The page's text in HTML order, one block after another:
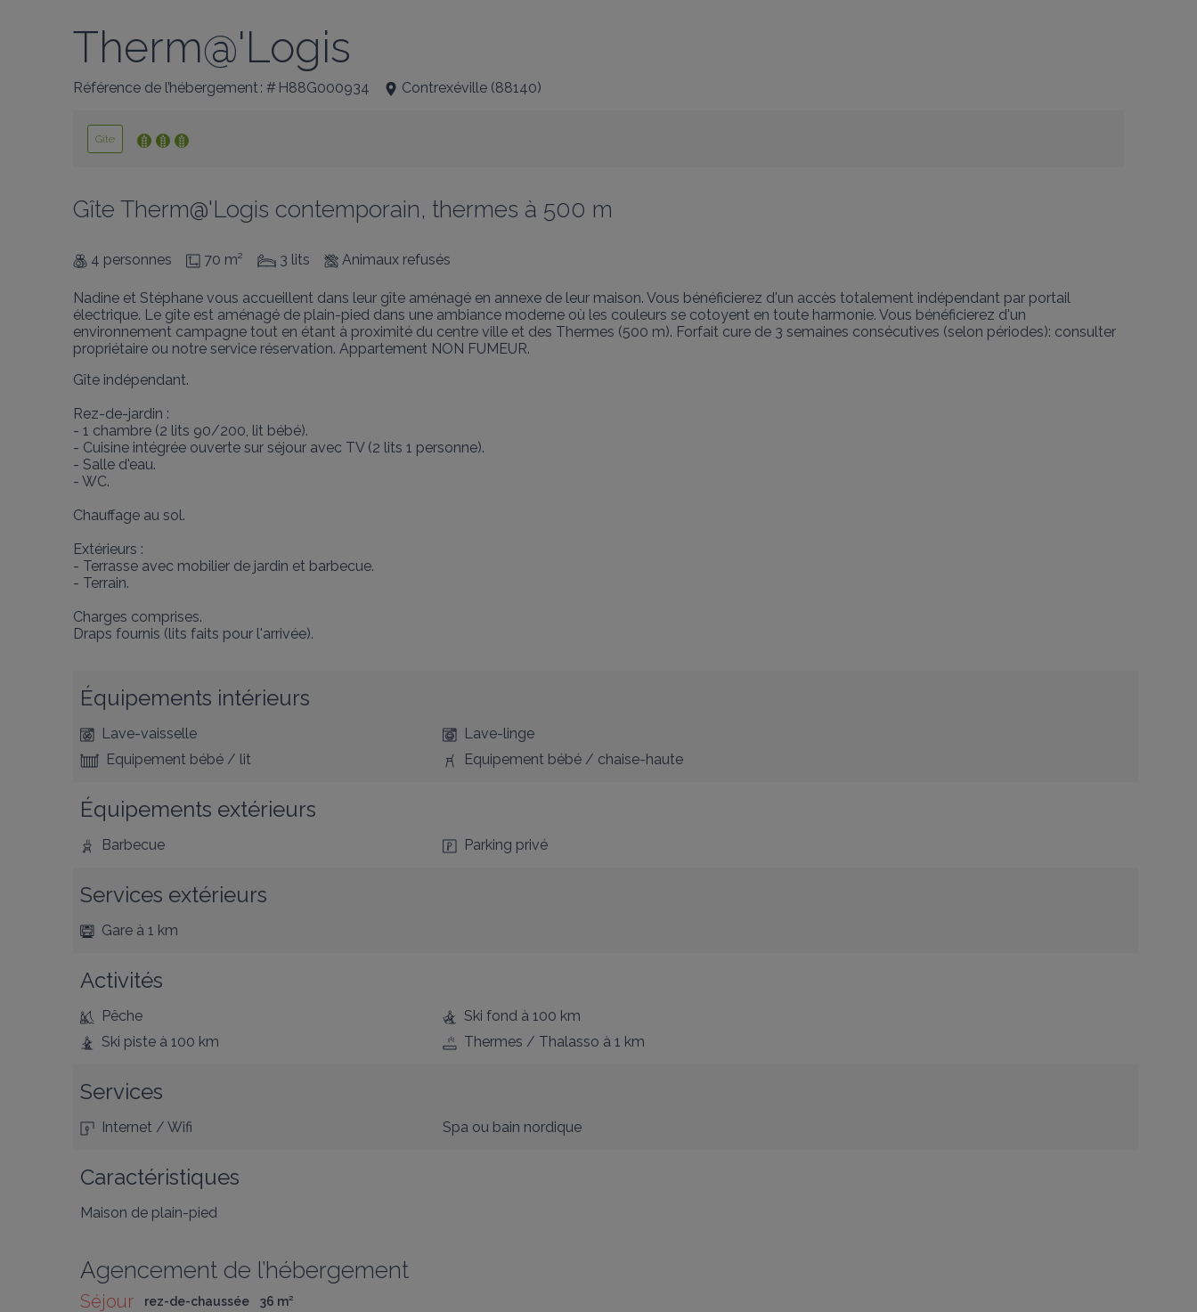
Therm@'Logis
Référence de l’hébergement : # H88G000934 Contrexéville (88140)
Gîte
Gîte Therm@'Logis contemporain, thermes à 500 m
4 personnes 70 m² 3 lits Animaux refusés
Nadine et Stéphane vous accueillent dans leur gîte aménagé en annexe de leur maison. Vous bénéficierez d'un accès totalement indépendant par portail
électrique. Le gîte est aménagé de plain-pied dans une ambiance moderne où les couleurs se cotoyent en toute harmonie. Vous bénéficierez d'un
environnement campagne tout en étant à proximité du centre ville et des Thermes (500 m). Forfait cure de 3 semaines consécutives (selon périodes): consulter
propriétaire ou notre service réservation. Appartement NON FUMEUR.
Gîte indépendant.
Rez-de-jardin :
- 1 chambre (2 lits 90/200, lit bébé).
- Cuisine intégrée ouverte sur séjour avec TV (2 lits 1 personne).
- Salle d'eau.
- WC.
Chauffage au sol.
Extérieurs :
- Terrasse avec mobilier de jardin et barbecue.
- Terrain.
Charges comprises.
Draps fournis (lits faits pour l'arrivée).
Équipements intérieurs
Lave-vaisselle
Lave-linge
Equipement bébé / lit
Equipement bébé / chaise-haute
Équipements extérieurs
Barbecue Parking privé
Services extérieurs
Gare à 1 km
Activités
Pêche Ski fondà 100 km
Ski piste à 100 km Thermes / Thalasso à 1 km
Services
Internet / Wifi Spa ou bain nordique
Caractéristiques
Maison de plain-pied
Agencement de l’hébergement
Séjour rez-de-chaussée 36 m²